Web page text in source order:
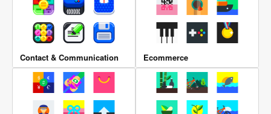
Contact & Communication Ecommerce